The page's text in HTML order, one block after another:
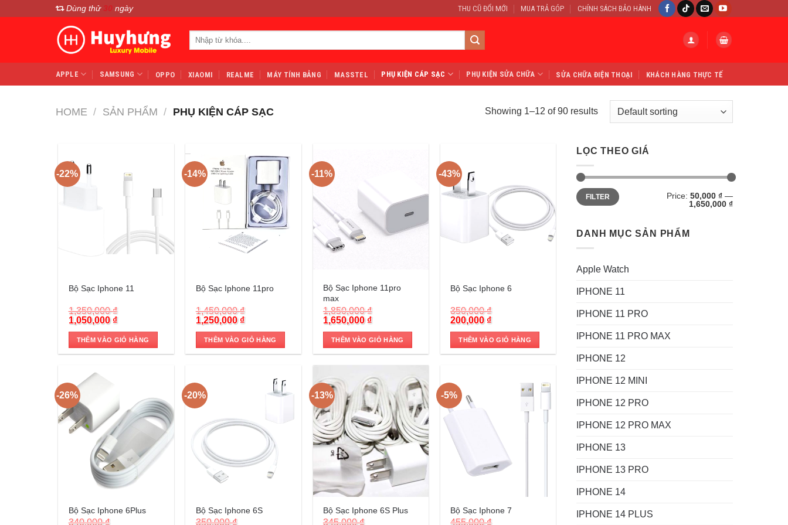
Dùng thử 30 ngày THU CŨ ĐỔI MỚI MUA TRẢ GÓP CHÍNH SÁCH BẢO HÀNH
APPLE SAMSUNG OPPO XIAOMI REALME MÁY TÍNH BẢNG MASSTEL PHỤ KIỆN CÁP SẠC PHỤ KIỆN SỬA CHỮA SỬA CHỮA ĐIỆN THOẠI KHÁCH HÀNG THỰC TẾ
HOME / SẢN PHẨM / PHỤ KIỆN CÁP SẠC Showing 1–12 of 90 results
-22%
Bộ Sạc Iphone 11
1,350,000₫
Original
price
was:
1,350,000 ₫.
1,050,000 ₫Current
is:
1,050,000 ₫.
THÊM VÀO GIỎ HÀNG
-14%
Bộ Sạc Iphone 11pro
1,450,000₫
Original
price
was:
1,450,000 ₫.
1,250,000 ₫Current
is:
1,250,000 ₫.
THÊM VÀO GIỎ HÀNG
-11%
Bộ Sạc Iphone 11pro
max
1,850,000₫
Original
price
was:
1,850,000 ₫.
1,650,000 ₫Current
is:
1,650,000 ₫.
THÊM VÀO GIỎ HÀNG
-43%
Bộ Sạc Iphone 6
350,000₫
Original
price
was:
350,000 ₫.
200,000 ₫Current
is:
200,000 ₫.
THÊM VÀO GIỎ HÀNG
-26%
Bộ Sạc Iphone 6Plus
340,000₫
-20%
Bộ Sạc Iphone 6S
350,000₫
-13%
Trả góp 0%
Bộ Sạc Iphone 6S Plus
345,000₫
-5%
Bộ Sạc Iphone 7
455,000₫
LỌC THEO GIÁ
Min
price
Max
priceFILTER Price: 50,000 ₫—
1,650,000 ₫
DANH MỤC SẢN PHẨM
Apple Watch
IPHONE 11
IPHONE 11 PRO
IPHONE 11 PRO MAX
IPHONE 12
IPHONE 12 MINI
IPHONE 12 PRO
IPHONE 12 PRO MAX
IPHONE 13
IPHONE 13 PRO
IPHONE 14
IPHONE 14 PLUS